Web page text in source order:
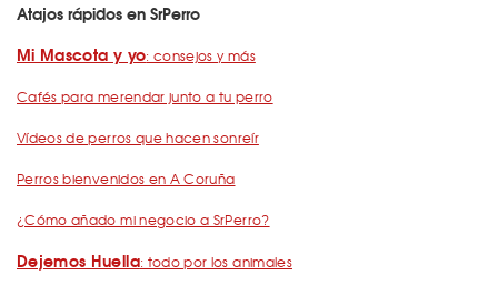
Atajos rápidos en SrPerro
Mi Mascota y yo: consejos y más
Cafés para merendar junto a tu perro
Vídeos de perros que hacen sonreír
Perros bienvenidos en A Coruña
¿Cómo añado mi negocio a SrPerro?
Dejemos Huella: todo por los animales